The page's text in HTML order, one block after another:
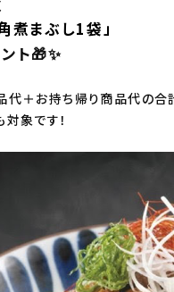
煮まぶし1袋」
ト🎁✨
代＋お持ち帰り商品代の
象です！